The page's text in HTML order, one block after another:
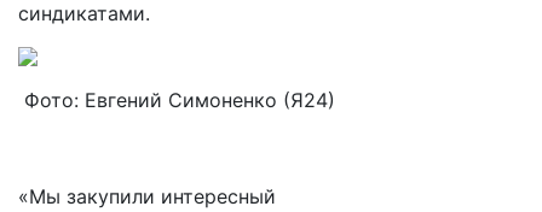
синдикатами.
Фото: Евгений Симоненко (Я24)
«Мы закупили интересный